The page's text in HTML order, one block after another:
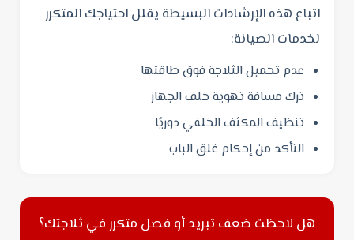
اتباع هذه الإرشادات البسيطة يقلل احتياجك المتكرر
لخدمات الصيانة:
عدم تحميل الثلاجة فوق طاقتها
ترك مسافة تهوية خلف الجهاز
تنظيف المكثف الخلفي دوريًا
التأكد من إحكام غلق الباب
هل لاحظت ضعف تبريد أو فصل متكرر في ثلاجتك؟